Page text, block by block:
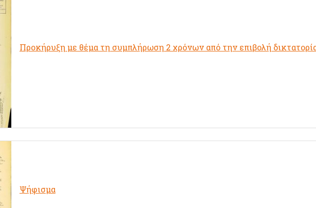
Προκήρυξη με θέμα τη συμπλήρωση 2 χρόνων από την επιβολή
Ψήφισμα